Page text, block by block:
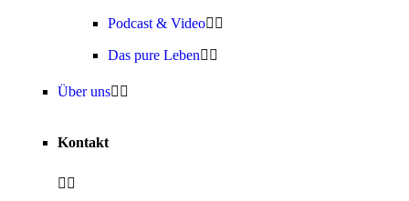
Podcast & Video
Das pure Leben
Über uns
Kontakt